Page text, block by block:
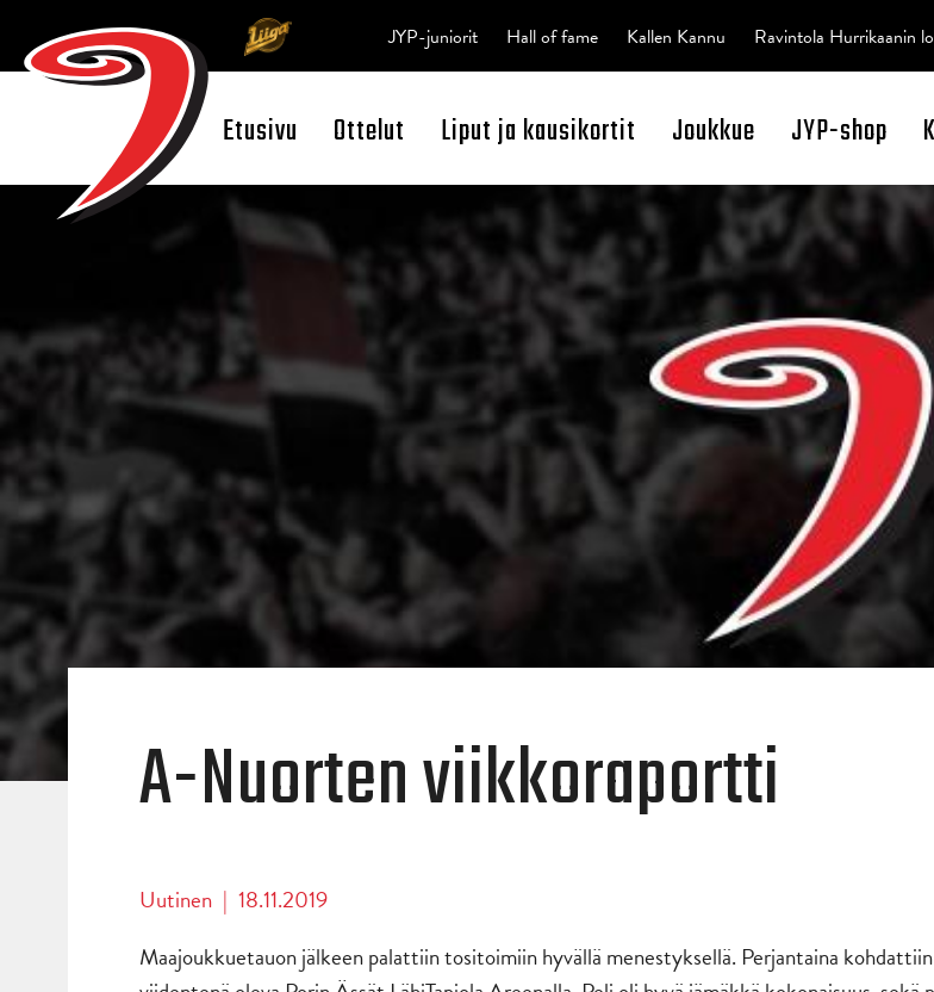
Open Search
Etusivu Ottelut Liput ja kausikortit Joukkue JYP-shop
JYP-juniorit Hall of fame Kallen Kannu Ravintola Hurrikaanin
A-Nuorten viikkoraportti
Uutinen | 18.11.2019
Maajoukkuetauon jälkeen palattiin tositoimiin hyvällä menestyksellä. Perjantaina kohdattiin